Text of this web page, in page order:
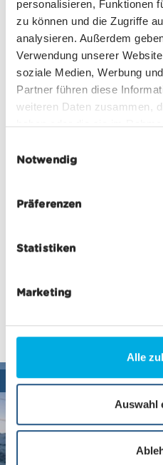
personalisieren, Funktionen
zu können und die Zugriffe
analysieren. Außerdem
Verwendung unserer
soziale Medien, Werbung
Partner führen diese
weiteren Daten zusammen,
haben oder die sie im
a
a
h
Notwendig
Präferenzen
Statistiken
Marketing
Alle
Auswahl
bird's eye view, the
the support of the
provide direct access to
cableway, which will be
June 2022.
Infrastructure,